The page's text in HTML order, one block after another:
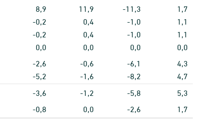
8,9 11,9 -11,3
1,7
-0,2 0,4 -1,0
1,1
-0,2 0,4 -1,0
1,1
0,0 0,0 0,0
0,0
-2,6 -0,6 -6,1
4,3
-5,2 -1,6 -8,2
4,7
-3,6 -1,2 -5,8
5,3
-0,8 0,0 -2,6 1,7